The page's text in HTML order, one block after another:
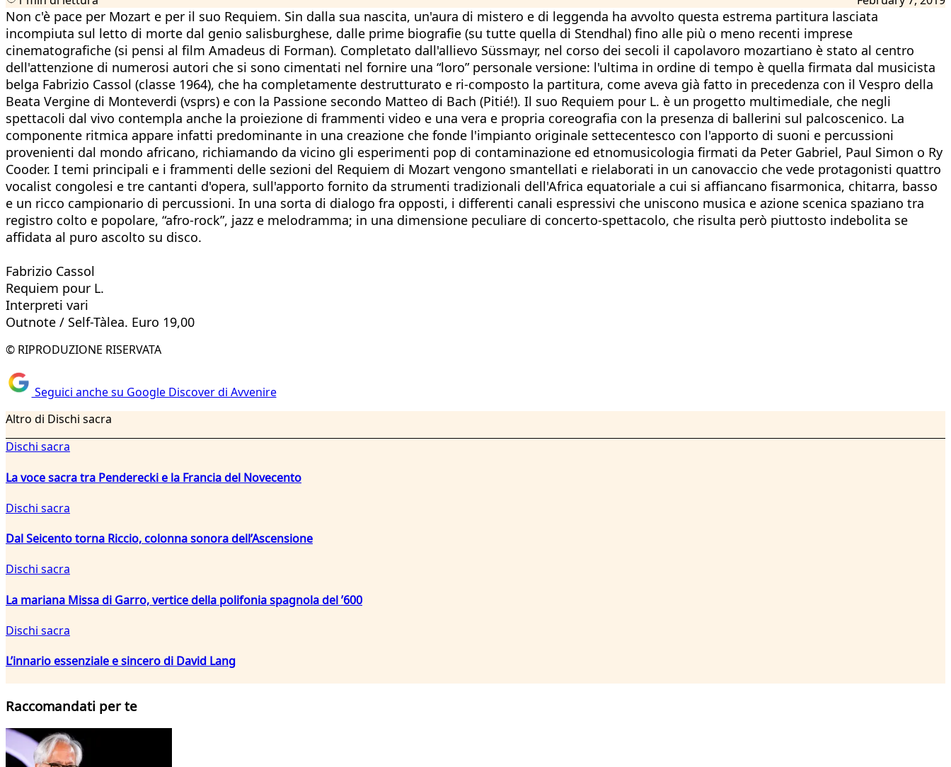
Non c'è pace per Mozart e per il suo Requiem. Sin dalla sua nascita, un'aura di mistero e di leggenda ha avvolto questa estrema partitura lasciata
incompiuta sul letto di morte dal genio salisburghese, dalle prime biografie (su tutte quella di Stendhal) fino alle più o meno recenti imprese
cinematografiche (si pensi al film Amadeus di Forman). Completato dall'allievo Süssmayr, nel corso dei secoli il capolavoro mozartiano è stato al centro
dell'attenzione di numerosi autori che si sono cimentati nel fornire una “loro” personale versione: l'ultima in ordine di tempo è quella firmata dal musicista
belga Fabrizio Cassol (classe 1964), che ha completamente destrutturato e ri-composto la partitura, come aveva già fatto in precedenza con il Vespro della
Beata Vergine di Monteverdi (vsprs) e con la Passione secondo Matteo di Bach (Pitié!). Il suo Requiem pour L. è un progetto multimediale, che negli
spettacoli dal vivo contempla anche la proiezione di frammenti video e una vera e propria coreografia con la presenza di ballerini sul palcoscenico. La
componente ritmica appare infatti predominante in una creazione che fonde l'impianto originale settecentesco con l'apporto di suoni e percussioni
provenienti dal mondo africano, richiamando da vicino gli esperimenti pop di contaminazione ed etnomusicologia firmati da Peter Gabriel, Paul Simon o Ry
Cooder. I temi principali e i frammenti delle sezioni del Requiem di Mozart vengono smantellati e rielaborati in un canovaccio che vede protagonisti quattro
vocalist congolesi e tre cantanti d'opera, sull'apporto fornito da strumenti tradizionali dell'Africa equatoriale a cui si affiancano fisarmonica, chitarra, basso
e un ricco campionario di percussioni. In una sorta di dialogo fra opposti, i differenti canali espressivi che uniscono musica e azione scenica spaziano tra
registro colto e popolare, “afro-rock”, jazz e melodramma; in una dimensione peculiare di concerto-spettacolo, che risulta però piuttosto indebolita se
affidata al puro ascolto su disco.
Fabrizio Cassol
Requiem pour L.
Interpreti vari
Outnote / Self-Tàlea. Euro 19,00
© RIPRODUZIONE RISERVATA
Seguici anche su Google Discover di Avvenire
Altro di Dischi sacra
Dischi sacra
La voce sacra tra Penderecki e la Francia del Novecento
Dischi sacra
Dal Seicento torna Riccio, colonna sonora dell’Ascensione
Dischi sacra
La mariana Missa di Garro, vertice della polifonia spagnola del ’600
Dischi sacra
L’innario essenziale e sincero di David Lang
Raccomandati per te